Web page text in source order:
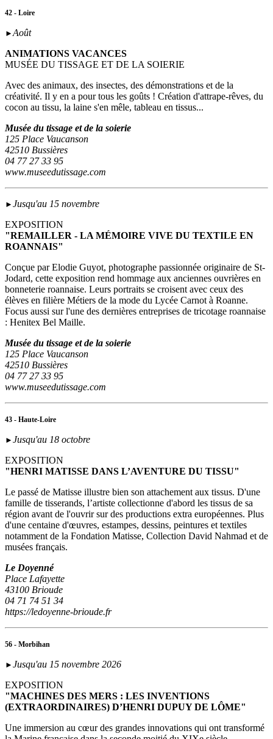
42 - Loire
►Août
ANIMATIONS VACANCES
MUSÉE DU TISSAGE ET DE LA SOIERIE
Avec des animaux, des insectes, des démonstrations et de la
créativité. Il y en a pour tous les goûts ! Création d'attrape-rêves, du
cocon au tissu, la laine s'en mêle, tableau en tissus...
Musée du tissage et de la soierie
125 Place Vaucanson
42510 Bussières
04 77 27 33 95
www.museedutissage.com
► Jusqu'au 15 novembre
EXPOSITION
"REMAILLER - LA MÉMOIRE VIVE DU TEXTILE EN
ROANNAIS"
Conçue par Elodie Guyot, photographe passionnée originaire de St-
Jodard, cette exposition rend hommage aux anciennes ouvrières en
bonneterie roannaise. Leurs portraits se croisent avec ceux des
élèves en filière Métiers de la mode du Lycée Carnot à Roanne.
Focus aussi sur l'une des dernières entreprises de tricotage roannaise
: Henitex Bel Maille.
Musée du tissage et de la soierie
125 Place Vaucanson
42510 Bussières
04 77 27 33 95
www.museedutissage.com
43 - Haute-Loire
► Jusqu'au 18 octobre
EXPOSITION
"HENRI MATISSE DANS L’AVENTURE DU TISSU"
Le passé de Matisse illustre bien son attachement aux tissus. D'une
famille de tisserands, l’artiste collectionne d'abord les tissus de sa
région avant de l'ouvrir sur des productions extra européennes. Plus
d'une centaine d'œuvres, estampes, dessins, peintures et textiles
notamment de la Fondation Matisse, Collection David Nahmad et de
musées français.
Le Doyenné
Place Lafayette
43100 Brioude
04 71 74 51 34
https://ledoyenne-brioude.fr
56 - Morbihan
► Jusqu'au 15 novembre 2026
EXPOSITION
"MACHINES DES MERS : LES INVENTIONS
(EXTRAORDINAIRES) D’HENRI DUPUY DE LÔME"
Une immersion au cœur des grandes innovations qui ont transformé